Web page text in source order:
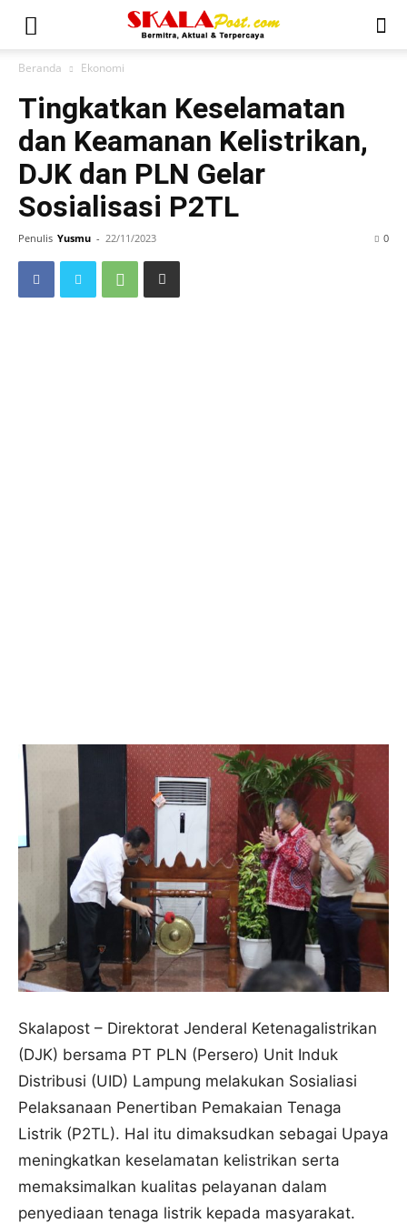
Beranda Ekonomi
Tingkatkan Keselamatan
dan Keamanan Kelistrikan,
DJK dan PLN Gelar
Sosialisasi P2TL
Penulis Yusmu - 22/11/2023 0
Skalapost – Direktorat Jenderal Ketenagalistrikan
(DJK) bersama PT PLN (Persero) Unit Induk
Distribusi (UID) Lampung melakukan Sosialiasi
Pelaksanaan Penertiban Pemakaian Tenaga
Listrik (P2TL). Hal itu dimaksudkan sebagai Upaya
meningkatkan keselamatan kelistrikan serta
memaksimalkan kualitas pelayanan dalam
penyediaan tenaga listrik kepada masyarakat.